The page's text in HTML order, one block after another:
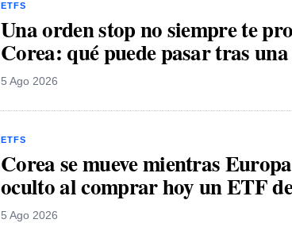
ETFS
Una orden stop no siempre te
Corea: qué puede pasar tras
5 Ago 2026
ETFS
Corea se mueve mientras
oculto al comprar hoy un ETF
5 Ago 2026